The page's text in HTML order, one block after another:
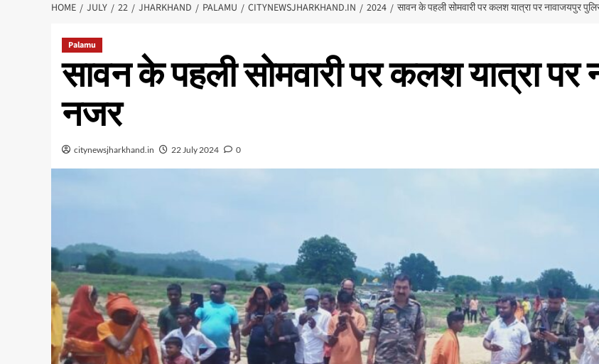
HOME JULY 22 JHARKHAND PALAMU CITYNEWSJHARKHAND.IN 2024 सावन के पहली सोमवारी पर कलश यात्रा पर नावाजयपुर
Palamu
सावन के पहली सोमवारी पर कलश यात्रा पर
नजर
citynewsjharkhand.in 22 July 2024 0